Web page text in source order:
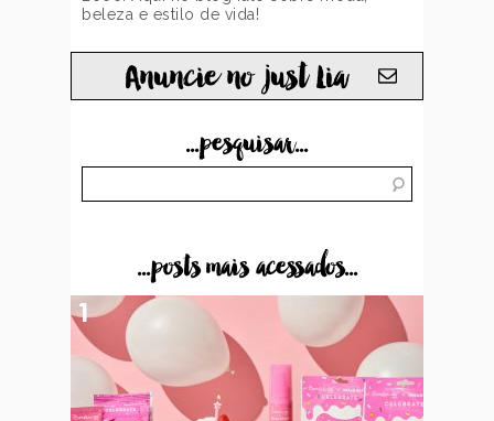
beleza e estilo de vida!
Anuncie no just Lia
...pesquisar...
...posts mais acessados...
1